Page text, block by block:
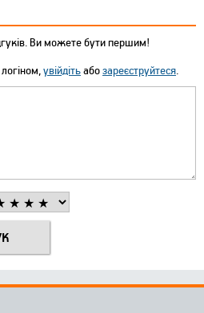
Ви можете бути першим!
увійдітьабозареєструйтеся.